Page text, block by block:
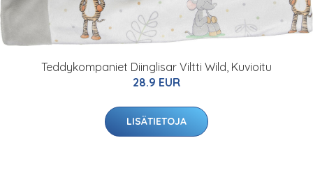
Teddykompaniet Diinglisar Viltti Wild, Kuvioitu
28.9 EUR
LISÄTIETOJA